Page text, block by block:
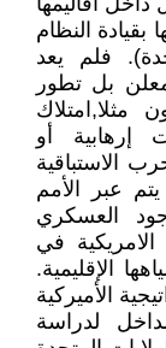
بقيادة النظام
فلم يعد
بل تطور
مثلا,امتلاك
إرهابية أو
الاستباقية
عبر الأمم
العسكري
الامريكية في
الإقليمية.
الأميركية
لدراسة